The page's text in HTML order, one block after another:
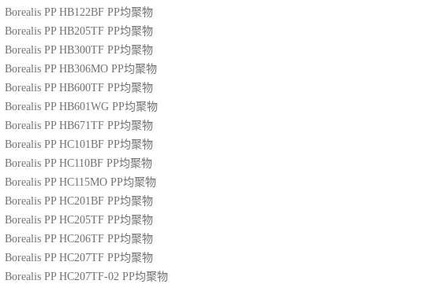
Borealis PP HB122BF PP均聚物
Borealis PP HB205TF PP均聚物
Borealis PP HB300TF PP均聚物
Borealis PP HB306MO PP均聚物
Borealis PP HB600TF PP均聚物
Borealis PP HB601WG PP均聚物
Borealis PP HB671TF PP均聚物
Borealis PP HC101BF PP均聚物
Borealis PP HC110BF PP均聚物
Borealis PP HC115MO PP均聚物
Borealis PP HC201BF PP均聚物
Borealis PP HC205TF PP均聚物
Borealis PP HC206TF PP均聚物
Borealis PP HC207TF PP均聚物
Borealis PP HC207TF-02 PP均聚物